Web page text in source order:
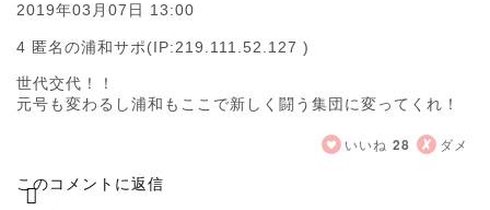
2019年03月07日 13:00
4 匿名の浦和サポ(IP:219.111.52.127 )
世代交代！！
元号も変わるし浦和もここで新しく闘う集団に変ってくれ！
いいね 28 ダメ
このコメントに返信